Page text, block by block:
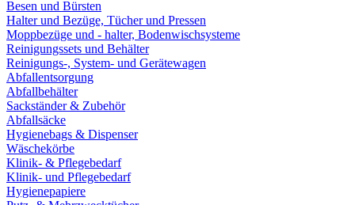
Besen und Bürsten
Halter und Bezüge, Tücher und Pressen
Moppbezüge und - halter, Bodenwischsysteme
Reinigungssets und Behälter
Reinigungs-, System- und Gerätewagen
Abfallentsorgung
Abfallbehälter
Sackständer & Zubehör
Abfallsäcke
Hygienebags & Dispenser
Wäschekörbe
Klinik- & Pflegebedarf
Klinik- und Pflegebedarf
Hygienepapiere